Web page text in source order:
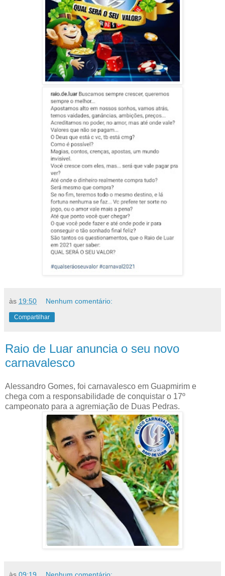
às 19:50 Nenhum comentário:
Compartilhar
Raio de Luar anuncia o seu novo
carnavalesco
Alessandro Gomes, foi carnavalesco em Guapmirim e
chega com a responsabilidade de conquistar o 17º
campeonato para a agremiação de Duas Pedras.
às 09:19 Nenhum comentário: